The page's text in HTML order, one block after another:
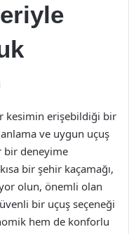
kesimin erişebildiği bir
ve uygun uçuş
bir deneyime
bir şehir kaçamağı,
olun, önemli olan
bir uçuş seçeneği
hem de konforlu